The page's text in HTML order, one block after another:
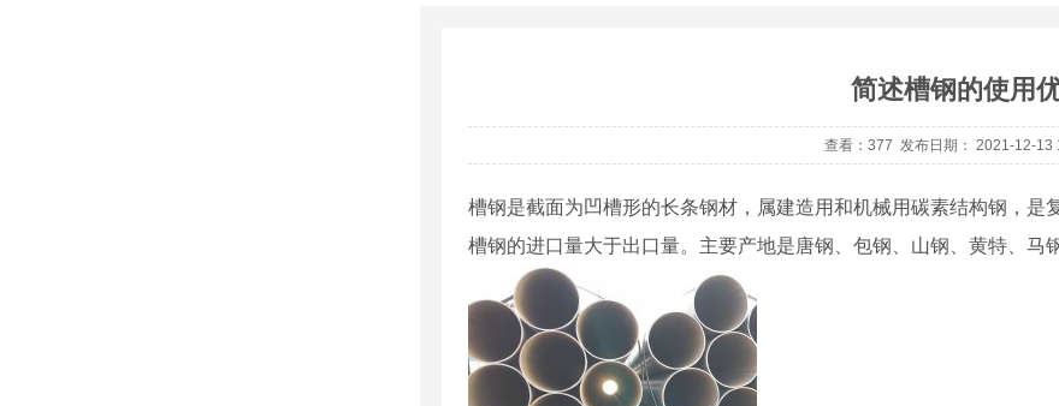
简述槽钢的使用
查看：377 发布日期： 2021-12-13
槽钢是截面为凹槽形的长条钢材，属建造用和机械用碳素结构钢，是
槽钢的进口量大于出口量。主要产地是唐钢、包钢、山钢、黄特、马